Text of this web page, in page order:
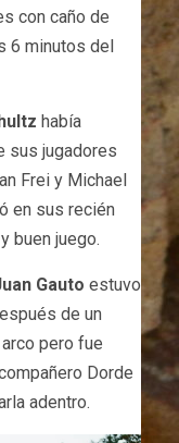
con caño de
6 minutos del
había
sus jugadores
Frei y Michael
en sus recién
buen juego.
Gauto estuvo
de un
pero fue
Dorde
adentro.